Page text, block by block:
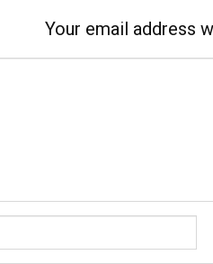
Your email address